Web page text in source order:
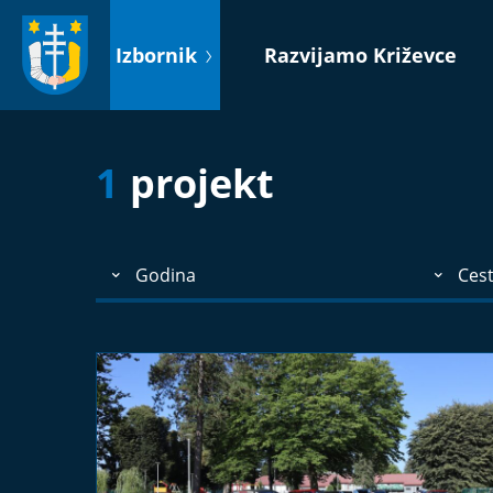
sadržaj
Izbornik Razvijamo Križevce
1 projekt
Godina